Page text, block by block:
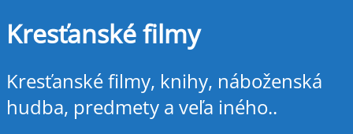
Kresťanské filmy
Kresťanské filmy, knihy, náboženská
hudba, predmety a veľa iného..